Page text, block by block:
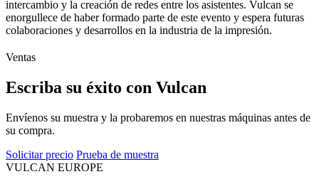
intercambio y la creación de redes entre los asistentes. Vulcan se
enorgullece de haber formado parte de este evento y espera futuras
colaboraciones y desarrollos en la industria de la impresión.
Ventas
Escriba su éxito con Vulcan
Envíenos su muestra y la probaremos en nuestras máquinas antes de
su compra.
Solicitar precio Prueba de muestra
VULCAN EUROPE